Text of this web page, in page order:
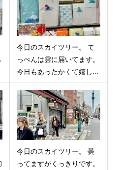
今日のスカイツリー。 て
っぺんは雲に届いてます。
今日もあったかくて嬉し...
今日のスカイツリー。 曇
ってますがくっきりです。